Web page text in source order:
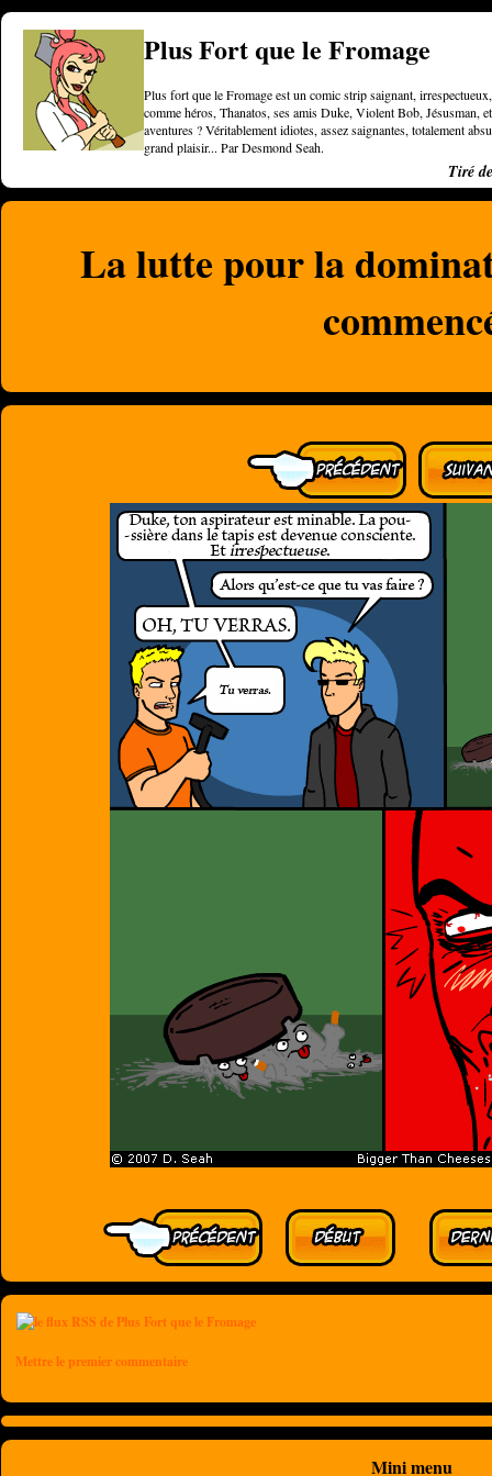
Plus Fort que le Fromage
Plus fort que le Fromage est un comic strip saignant,
comme héros, Thanatos, ses amis Duke, Violent Bob, Jésusman,
aventures ? Véritablement idiotes, assez saignantes, totalement
grand plaisir... Par Desmond Seah.
Tiré
La lutte pour la
Mettre le premier commentaire
Mini menu